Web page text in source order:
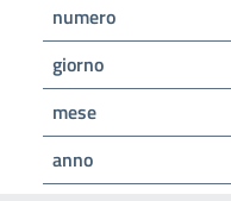
numero
giorno
mese
anno